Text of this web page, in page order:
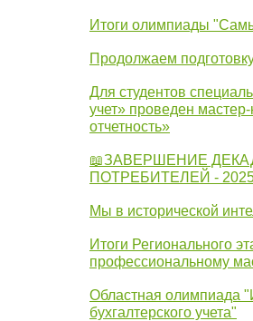
Итоги олимпиады
Продолжаем
Для студентов
учет» проведен
отчетность»
📖ЗАВЕРШЕНИЕ
ПОТРЕБИТЕЛЕЙ -
Мы в исторической
Итоги Регионального
профессиональному
Областная олимпиада
бухгалтерского учета"